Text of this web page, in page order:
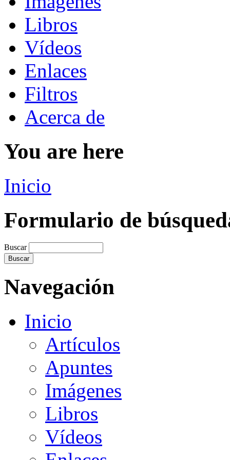
Libros
Vídeos
Enlaces
Filtros
Acerca de
You are here
Inicio
Formulario de
Buscar
Navegación
Inicio
Artículos
Apuntes
Imágenes
Libros
Vídeos